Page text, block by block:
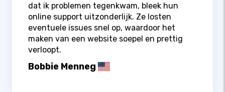
dat ik problemen tegenkwam, bleek hun
online support uitzonderlijk. Ze losten
eventuele issues snel op, waardoor het
maken van een website soepel en prettig
verloopt.
Bobbie Menneg